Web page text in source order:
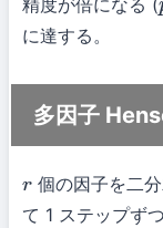
精度が倍になる (
に達する。
多因子
r個の因子を二
て 1 ステップず